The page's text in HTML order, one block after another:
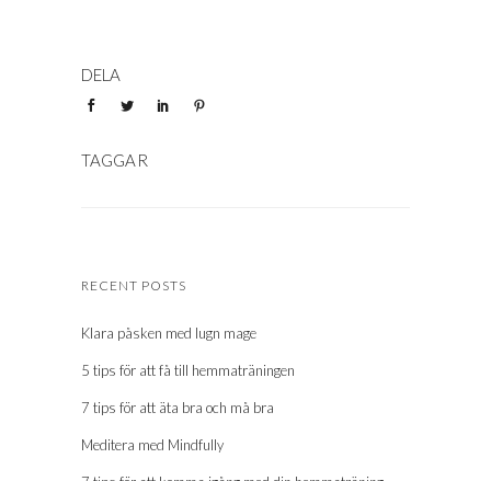
RECENT POSTS
Klara påsken med lugn mage
5 tips för att få till hemmaträningen
7 tips för att äta bra och må bra
Meditera med Mindfully